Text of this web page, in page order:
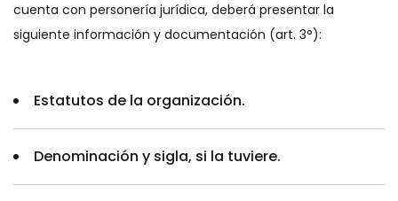
cuenta con personería jurídica, deberá presentar la
siguiente información y documentación (art. 3°):
Estatutos de la organización.
Denominación y sigla, si la tuviere.